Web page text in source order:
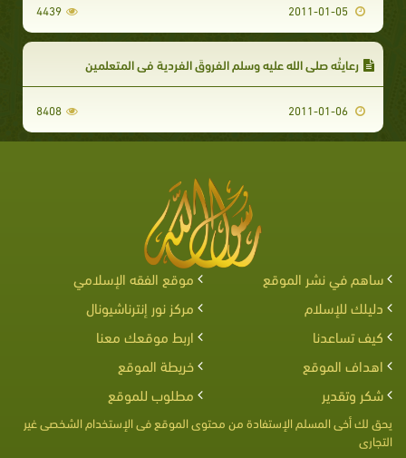
4439
رعايتُه صلى الله عليه وسلم الفروقَ الفردية في المتعلمين
8408
ساهم في نشر الموقع
موقع الفقه الإسلامي
دليلك للإسلام
مركز نور إنترناشيونال
كيف تساعدنا
اربط موقعك معنا
اهداف الموقع
خريطة الموقع
شكر وتقدير
مطلوب للموقع
يحق لك أخى المسلم الإستفادة من محتوى الموقع فى الإستخدام الشخصى غير
التجارى